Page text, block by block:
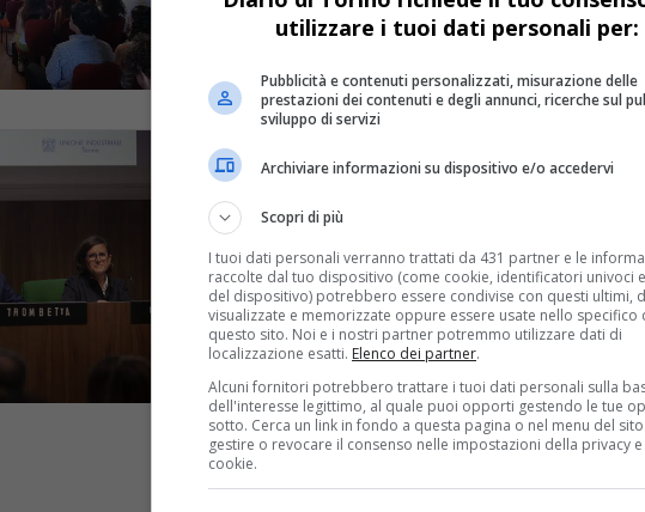
celebrano il secondo anno del progetto Open
collaborano con aziende piemontesi per...
ECONOMIA & LAVORO 2 anni fa
Exclusive Brands Torino:
futuro dell’artigianato e delle
Exclusive Brands Torino si fa protagonista
mondo charity, dimostrando un impegno
verso la comunità locale: una storia di
responsabilità sociale che va...
utilizzare i tuoi dati personali per:
Pubblicità e contenuti personalizzati, misurazione delle
prestazioni dei contenuti e degli annunci, ricerche sul
sviluppo di servizi
Archiviare informazioni su dispositivo e/o accedervi
Scopri di più
I tuoi dati personali verranno trattati da 431 partner e le
raccolte dal tuo dispositivo (come cookie, identificatori univoci
del dispositivo) potrebbero essere condivise con questi ultimi,
visualizzate e memorizzate oppure essere usate nello specifico
questo sito. Noi e i nostri partner potremmo utilizzare dati di
localizzazione esatti. Elenco dei partner.
Alcuni fornitori potrebbero trattare i tuoi dati personali sulla
dell'interesse legittimo, al quale puoi opporti gestendo le tue
sotto. Cerca un link in fondo a questa pagina o nel menu del
gestire o revocare il consenso nelle impostazioni della privacy
cookie.